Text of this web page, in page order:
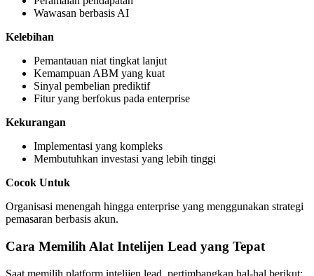
Wawasan berbasis AI
Kelebihan
Pemantauan niat tingkat lanjut
Kemampuan ABM yang kuat
Sinyal pembelian prediktif
Fitur yang berfokus pada enterprise
Kekurangan
Implementasi yang kompleks
Membutuhkan investasi yang lebih tinggi
Cocok Untuk
Organisasi menengah hingga enterprise yang menggunakan strategi
pemasaran berbasis akun.
Cara Memilih Alat Intelijen Lead yang Tepat
Saat memilih platform intelijen lead, pertimbangkan hal-hal berikut: